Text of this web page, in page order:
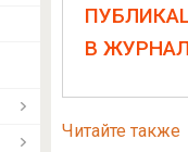
В
Читайте также